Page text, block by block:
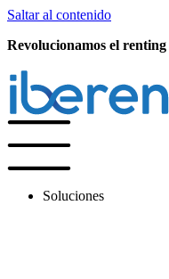
Saltar al contenido
Revolucionamos el renting
Soluciones